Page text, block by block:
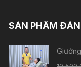
SẢN PHẨM